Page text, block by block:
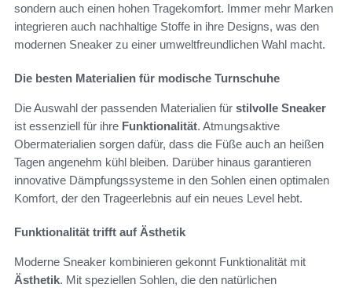
sondern auch einen hohen Tragekomfort. Immer mehr Marken
integrieren auch nachhaltige Stoffe in ihre Designs, was den
modernen Sneaker zu einer umweltfreundlichen Wahl macht.
Die besten Materialien für modische Turnschuhe
Die Auswahl der passenden Materialien für stilvolle Sneaker
ist essenziell für ihre Funktionalität. Atmungsaktive
Obermaterialien sorgen dafür, dass die Füße auch an heißen
Tagen angenehm kühl bleiben. Darüber hinaus garantieren
innovative Dämpfungssysteme in den Sohlen einen optimalen
Komfort, der den Trageerlebnis auf ein neues Level hebt.
Funktionalität trifft auf Ästhetik
Moderne Sneaker kombinieren gekonnt Funktionalität mit
Ästhetik. Mit speziellen Sohlen, die den natürlichen